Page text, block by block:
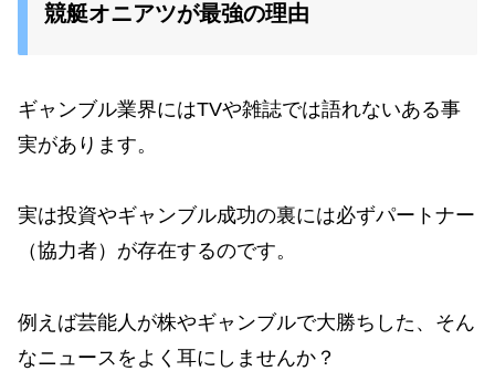
競艇オニアツが最強の理由
ギャンブル業界にはTVや雑誌では語れないある事
実があります。
実は投資やギャンブル成功の裏には必ずパートナー
（協力者）が存在するのです。
例えば芸能人が株やギャンブルで大勝ちした、そん
なニュースをよく耳にしませんか？